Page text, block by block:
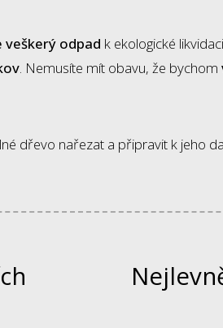
veškerý odpad k ekologické
. Nemusíte mít obavu, že bychom
dřevo nařezat a připravit k jeho